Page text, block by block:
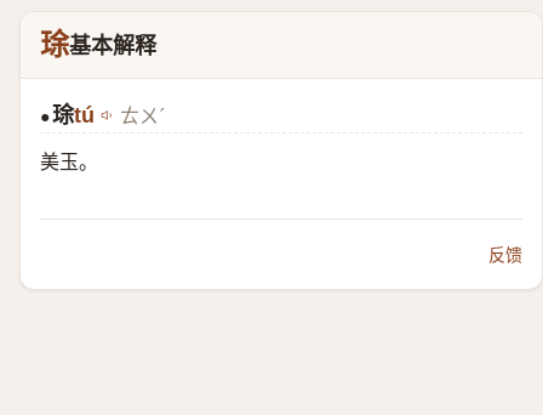
㻌基本解释
●㻌tú ㄊㄨˊ
美玉。
反馈